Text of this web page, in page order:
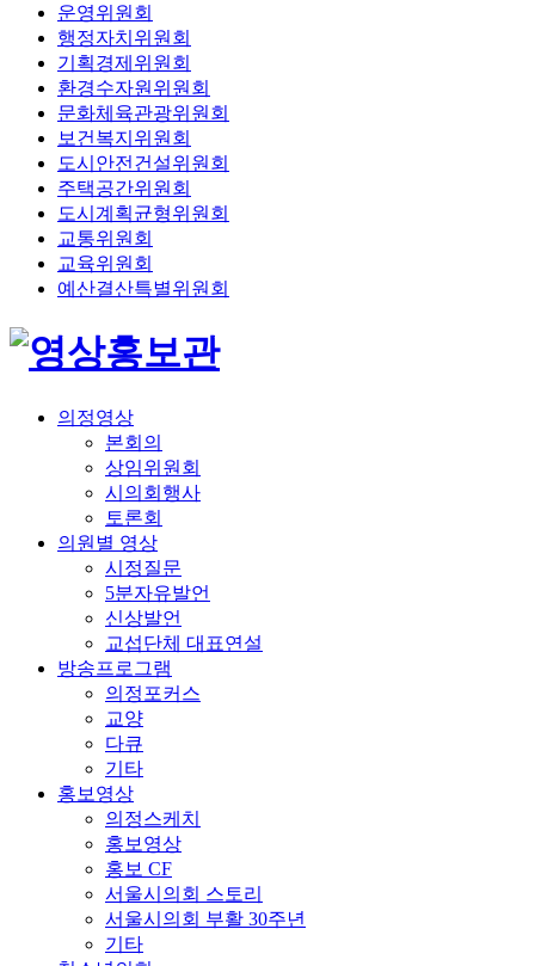
운영위원회
행정자치위원회
기획경제위원회
환경수자원위원회
문화체육관광위원회
보건복지위원회
도시안전건설위원회
주택공간위원회
도시계획균형위원회
교통위원회
교육위원회
예산결산특별위원회
의정영상
본회의
상임위원회
시의회행사
토론회
의원별 영상
시정질문
5분자유발언
신상발언
교섭단체 대표연설
방송프로그램
의정포커스
교양
다큐
기타
홍보영상
의정스케치
홍보영상
홍보 CF
서울시의회 스토리
서울시의회 부활 30주년
기타